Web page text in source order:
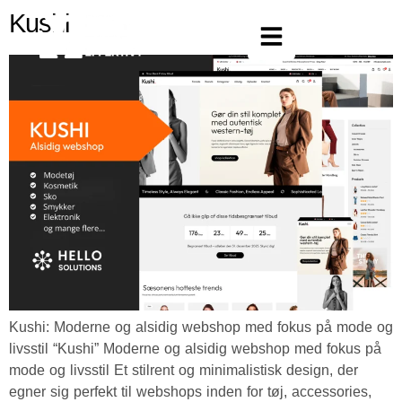
Kushi
Kushi: Moderne og alsidig webshop med fokus på mode og
livsstil “Kushi” Moderne og alsidig webshop med fokus på
mode og livsstil Et stilrent og minimalistisk design, der
egner sig perfekt til webshops inden for tøj, accessories,